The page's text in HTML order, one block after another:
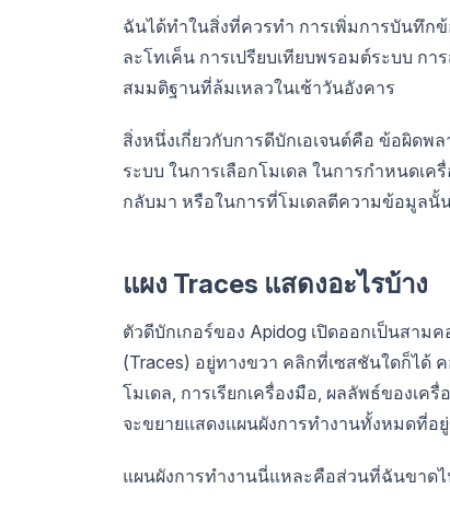
ฉันได้ทำในสิ่งที่ควรทำ การเพิ่มการบันทึกข้
ละโทเค็น การเปรียบเทียบพรอมต์ระบบ ก
สมมติฐานที่ล้มเหลวในเช้าวันอังคาร
สิ่งหนึ่งเกี่ยวกับการดีบักเอเจนต์คือ ข้อผิด
ระบบ ในการเลือกโมเดล ในการกำหนดเค
กลับมา หรือในการที่โมเดลตีความข้อมูลนั้
แผง Traces แสดงอะไรบ้าง
ตัวดีบักเกอร์ของ Apidog เปิดออกเป็นสาม
(Traces) อยู่ทางขวา คลิกที่เซสชันใดก็ได้
โมเดล, การเรียกเครื่องมือ, ผลลัพธ์ของเ
จะขยายแสดงแผนผังการทำงานทั้งหมดที่อ
แผนผังการทำงานนี่แหละคือส่วนที่ฉันขาด